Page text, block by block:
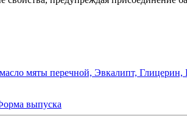
мяты перечной, Эвкалипт, Глицерин,
выпуска